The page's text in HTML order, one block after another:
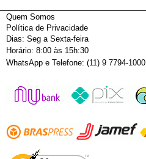
Quem Somos
Política de Privacidade
Dias: Seg a Sexta-feira
Horário: 8:00 às 15h:30
WhatsApp e Telefone: (11) 9 7794-1000